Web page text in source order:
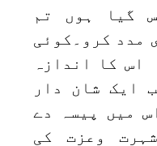
گیا ہوں تم
مدد کرو۔کوئی
کا اندازہ
ایک شان دار
میں پیسہ دے
وعزت کی